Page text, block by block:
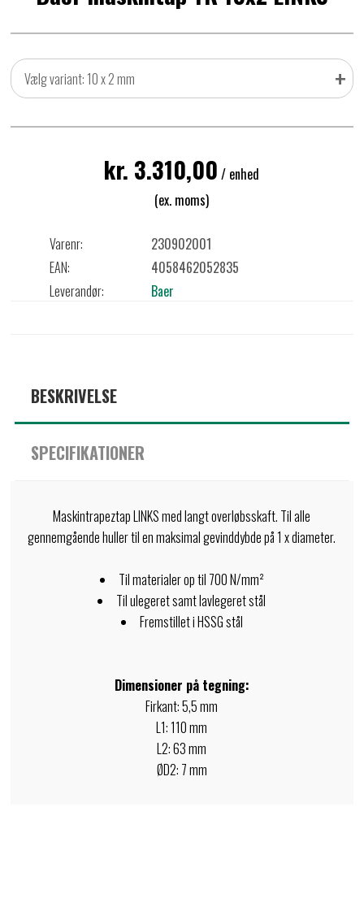
Vælg variant: 10 x 2 mm +
kr. 3.310,00 / enhed
(ex. moms)
Varenr:
230902001
EAN:
4058462052835
Leverandør:
Baer
BESKRIVELSE
SPECIFIKATIONER
Maskintrapeztap LINKS med langt overløbsskaft. Til alle
gennemgående huller til en maksimal gevinddybde på 1 x diameter.
Til materialer op til 700 N/mm²
Til ulegeret samt lavlegeret stål
Fremstillet i HSSG stål
Dimensioner på tegning:
Firkant: 5,5 mm
L1: 110 mm
L2: 63 mm
ØD2: 7 mm